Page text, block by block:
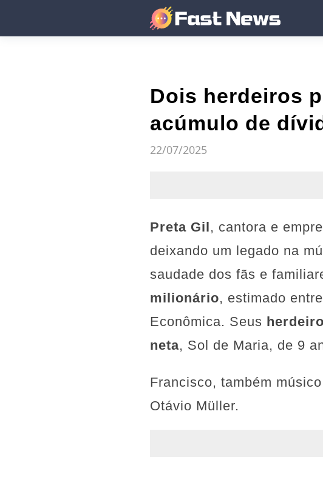
Dois herdeiros
acúmulo de
22/07/2025
Preta Gil, cantora e
deixando um legado na
saudade dos fãs e
milionário, estimado
Econômica. Seus
neta, Sol de Maria, de 9
Francisco, também
Otávio Müller.